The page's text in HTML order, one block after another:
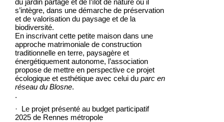
s’intègre, dans une démarche de préservation
et de valorisation du paysage et de la
biodiversité.
En inscrivant cette petite maison dans une
approche matrimoniale de construction
traditionnelle en terre, paysagère et
énergétiquement autonome, l’association
propose de mettre en perspective ce projet
écologique et esthétique avec celui du parc en
réseau du Blosne.
.
· Le projet présenté au budget participatif
2025 de Rennes métropole